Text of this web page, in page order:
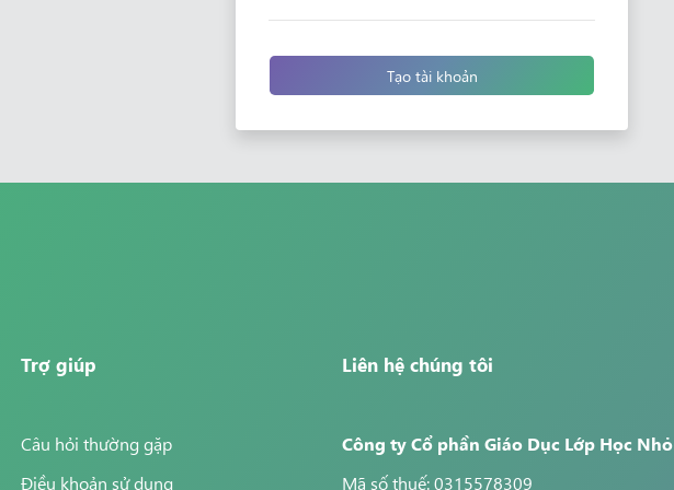
Tạo tài khoản
Trợ giúp
Câu hỏi thường gặp
Điều khoản sử dụng
Liên hệ chúng tôi
Công ty Cổ phần Giáo Dục Lớp Học Nhỏ
Mã số thuế: 0315578309